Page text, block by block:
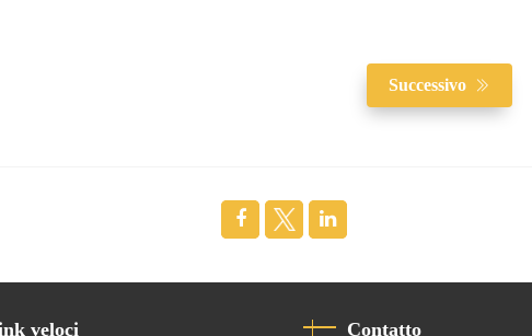
Successivo
veloci Contatto